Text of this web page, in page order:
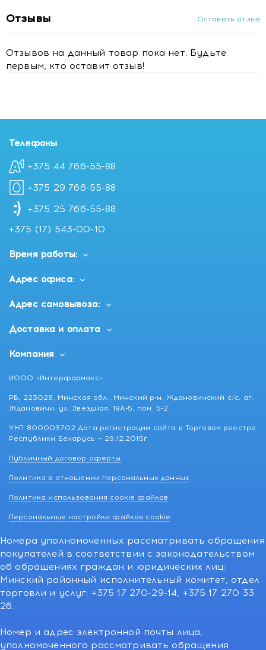
Отзывы Оставить отзыв
Отзывов на данный товар пока нет. Будьте
первым, кто оставит отзыв!
Телефоны
+375 44 766-55-88
+375 29 766-55-88
+375 25 766-55-88
+375 (17) 543-00-10
Время работы:
Адрес офиса:
Адрес самовывоза:
Доставка и оплата
Компания
ИООО «Интерфармакс»
РБ, 223028, Минская обл., Минский р-н, Ждановичский с/с, аг.
Ждановичи, ул. Звездная, 19А-5, пом. 5-2
УНП 800003702 Дата регистрации сайта в Торговом реестре
Республики Беларусь — 29.12.2015г
Публичный договор оферты
Политика в отношении персональных данных
Политика использования cookie файлов
Персональные настройки файлов cookie
Номера уполномоченных рассматривать обращения
покупателей в соответствии с законодательством
об обращениях граждан и юридических лиц:
Минский районный исполнительный комитет, отдел
торговли и услуг: +375 17 270-29-14, +375 17 270 33
26.
Номер и адрес электронной почты лица,
уполномоченного рассматривать обращения